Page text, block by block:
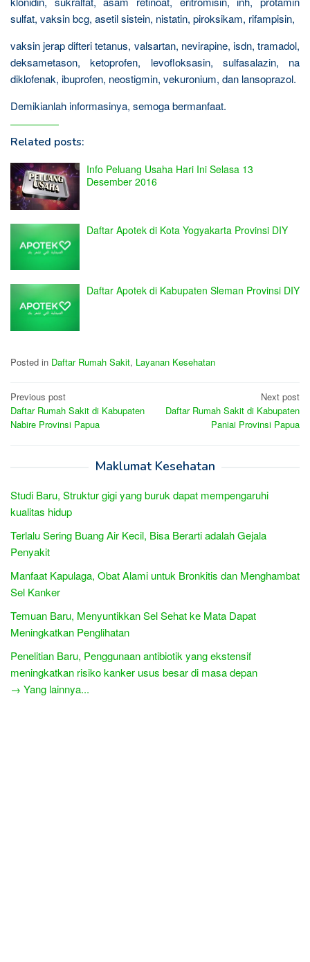
sulfat, vaksin bcg, asetil sistein, nistatin, piroksikam, rifampisin,
vaksin jerap difteri tetanus, valsartan, nevirapine, isdn, tramadol,
deksametason, ketoprofen, levofloksasin, sulfasalazin, na
diklofenak, ibuprofen, neostigmin, vekuronium, dan lansoprazol.
Demikianlah informasinya, semoga bermanfaat.
Related posts:
Info Peluang Usaha Hari Ini Selasa 13
Desember 2016
Daftar Apotek di Kota Yogyakarta Provinsi DIY
Daftar Apotek di Kabupaten Sleman Provinsi DIY
Posted in Daftar Rumah Sakit, Layanan Kesehatan
Post
navigation
Previous post
Daftar Rumah Sakit di Kabupaten
Nabire Provinsi Papua
Next post
Daftar Rumah Sakit di Kabupaten
Paniai Provinsi Papua
Maklumat Kesehatan
Studi Baru, Struktur gigi yang buruk dapat mempengaruhi
kualitas hidup
Terlalu Sering Buang Air Kecil, Bisa Berarti adalah Gejala
Penyakit
Manfaat Kapulaga, Obat Alami untuk Bronkitis dan Menghambat
Sel Kanker
Temuan Baru, Menyuntikkan Sel Sehat ke Mata Dapat
Meningkatkan Penglihatan
Penelitian Baru, Penggunaan antibiotik yang ekstensif
meningkatkan risiko kanker usus besar di masa depan
→ Yang lainnya...